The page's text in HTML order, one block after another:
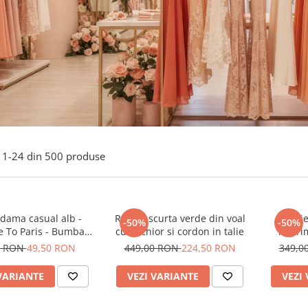
1-24 din 500 produse
casual alb -
To Paris - Bumbac
Organic
RON49,50 RON
-50%
Rochie scurta verde din voal
cu anchior si cordon in talie
449,00 RON224,50 RON
VEZI VARIANTE
-50%
VEZI